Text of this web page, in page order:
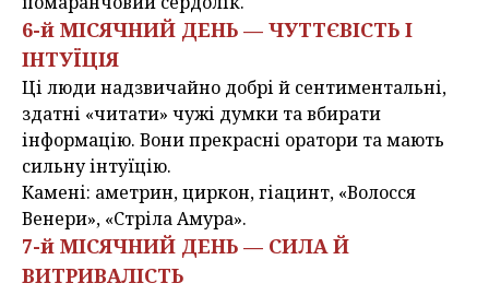
6-й МІСЯЧНИЙ ДЕНЬ — ЧУТТЄВІСТЬ І
ІНТУЇЦІЯ
Ці люди надзвичайно добрі й сентиментальні,
здатні «читати» чужі думки та вбирати
інформацію. Вони прекрасні оратори та мають
сильну інтуїцію.
Камені: аметрин, циркон, гіацинт, «Волосся
Венери», «Стріла Амура».
7-й МІСЯЧНИЙ ДЕНЬ — СИЛА Й
ВИТРИВАЛІСТЬ